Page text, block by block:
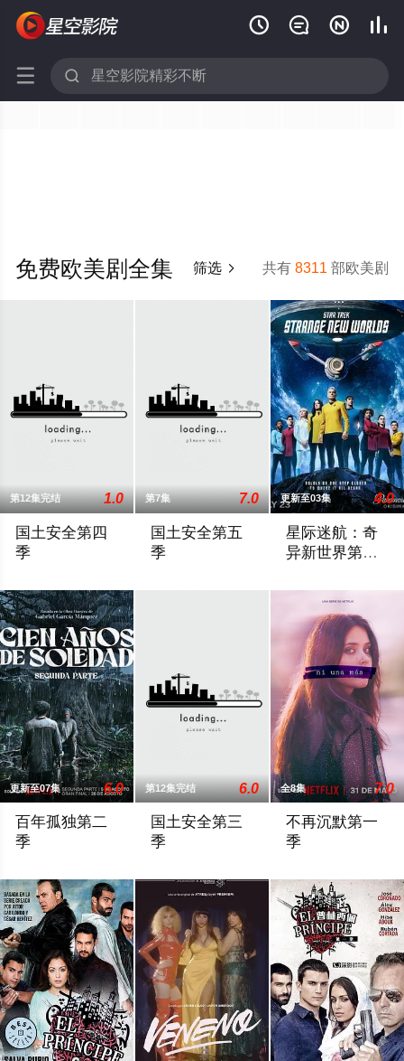
   
 
共有8311 部欧美剧
免费欧美剧全集 筛选 
第12集完结 1.0
国土安全第四
季
第7集 7.0
国土安全第五
季
更新至03集 4.0
星际迷航：奇
异新世界第四
更新至07集 6.0
百年孤独第二
季
第12集完结 6.0
国土安全第三
季
全8集 7.0
不再沉默第一
季